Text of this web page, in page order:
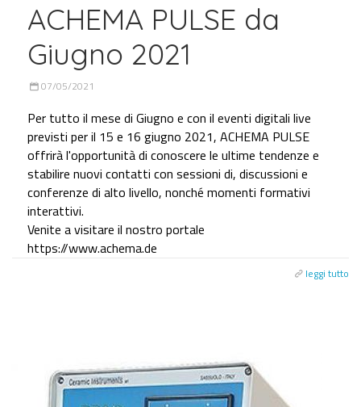
ACHEMA PULSE da
Giugno 2021
07/05/2021
Per tutto il mese di Giugno e con il eventi digitali live
previsti per il 15 e 16 giugno 2021, ACHEMA PULSE
offrirà l'opportunità di conoscere le ultime tendenze e
stabilire nuovi contatti con sessioni di, discussioni e
conferenze di alto livello, nonché momenti formativi
interattivi.
Venite a visitare il nostro portale
https://www.achema.de
leggi tutto